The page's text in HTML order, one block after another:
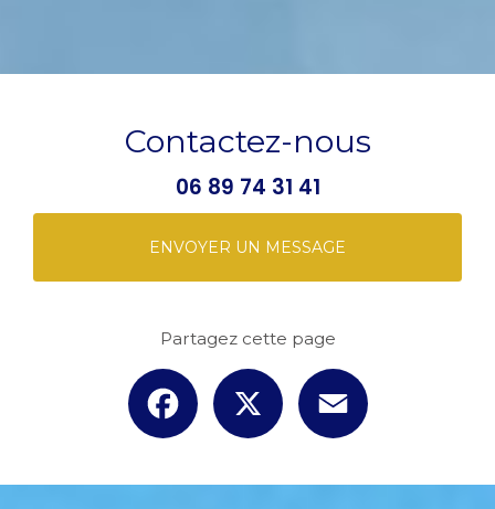
Contactez-nous
06 89 74 31 41
ENVOYER UN MESSAGE
Partagez cette page
Facebook